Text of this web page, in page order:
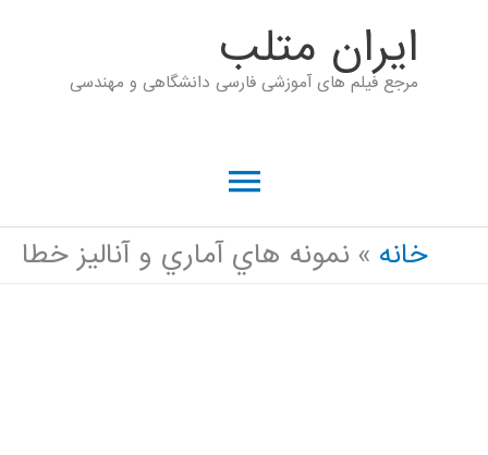
ايران متلب
مرجع فیلم های آموزشی فارسی دانشگاهی و مهندسی
فهرست
اصلی
خانه نمونه هاي آماري و آناليز خطا